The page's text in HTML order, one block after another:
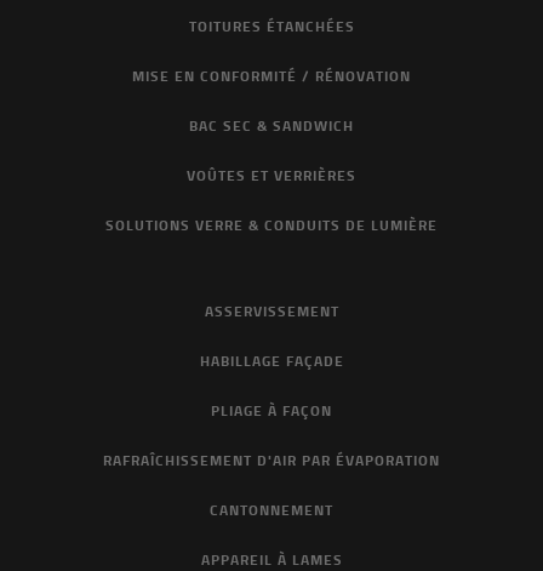
TOITURES ÉTANCHÉES
MISE EN CONFORMITÉ / RÉNOVATION
BAC SEC & SANDWICH
VOÛTES ET VERRIÈRES
SOLUTIONS VERRE & CONDUITS DE LUMIÈRE
ASSERVISSEMENT
HABILLAGE FAÇADE
PLIAGE À FAÇON
RAFRAÎCHISSEMENT D'AIR PAR ÉVAPORATION
CANTONNEMENT
APPAREIL À LAMES